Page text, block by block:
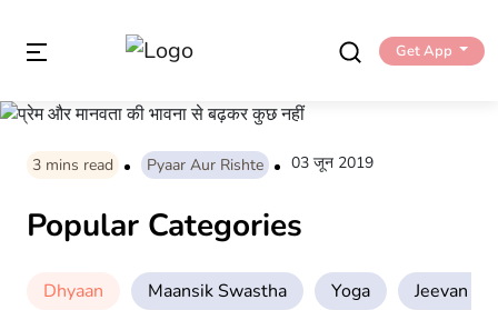
Get App
3 mins read Pyaar Aur Rishte 03 जून 2019
Popular Categories
Dhyaan Maansik Swastha Yoga Jeevan